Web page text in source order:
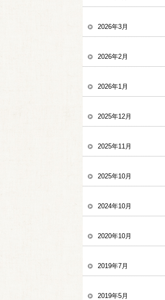
2026年3月
2026年2月
2026年1月
2025年12月
2025年11月
2025年10月
2024年10月
2020年10月
2019年7月
2019年5月